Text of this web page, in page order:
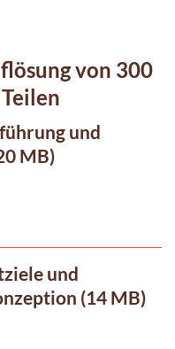
von 300
und
MB)
und
(14 MB)